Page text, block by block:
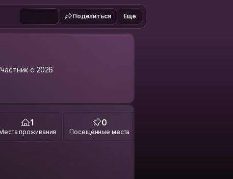
Поделиться Ещё
с 2026
1
проживания
0
Посещённые места